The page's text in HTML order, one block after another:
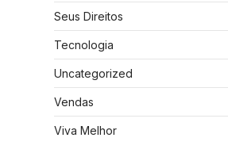
Seus Direitos
Tecnologia
Uncategorized
Vendas
Viva Melhor